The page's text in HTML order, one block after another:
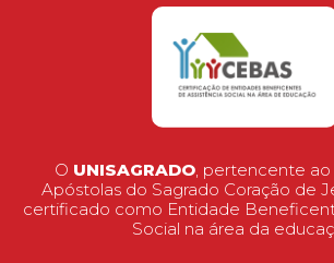
O UNISAGRADO, pertencente
Apóstolas do Sagrado Coração de
certificado como Entidade
Social na área da